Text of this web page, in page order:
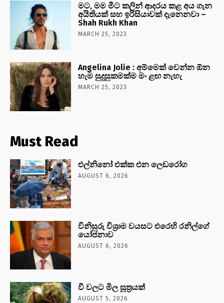
මට, මම මීට කලින් ආදරය කළ අය ගැන
අයිතියක් සහ ඉරිසියාවක් දැනෙනවා –
Shah Rukh Khan
MARCH 25, 2023
Angelina Jolie : අම්මෙක් වෙන්න ඕන
හැම සුදුසුකමක්ම මං ළඟ නැහැ
MARCH 25, 2023
Must Read
එල්නිනෝ එක්ක එන ලෙඩරෝග
AUGUST 6, 2026
විනිසුරු විශ්‍රාම වයසට එරෙහි රනිල්ගේ
යෝජනාව
AUGUST 6, 2026
වී වලට මිල සූත්‍රයක්
AUGUST 5, 2026